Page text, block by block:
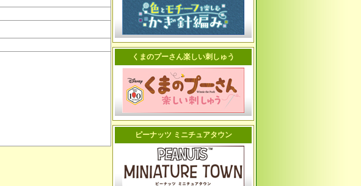
くまのプーさん楽しい刺しゅう
ピーナッツ ミニチュアタウン